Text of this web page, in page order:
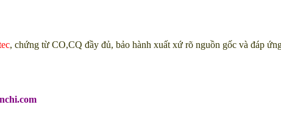
, chứng từ CO,CQ đầy đủ, bảo hành xuất xứ rõ nguồn gốc và đáp